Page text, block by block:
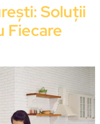
Soluții
Fiecare